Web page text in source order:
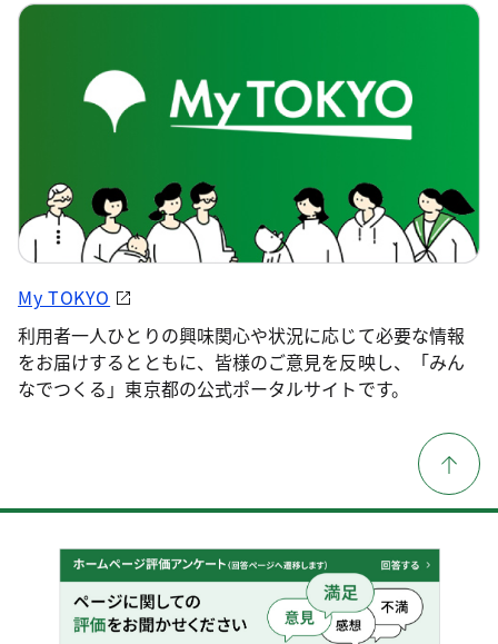
My TOKYO
利用者一人ひとりの興味関心や状況に応じて必要な情報
をお届けするとともに、皆様のご意見を反映し、「みん
なでつくる」東京都の公式ポータルサイトです。